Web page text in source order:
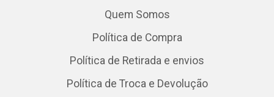
Quem Somos
Política de Compra
Política de Retirada e envios
Política de Troca e Devolução